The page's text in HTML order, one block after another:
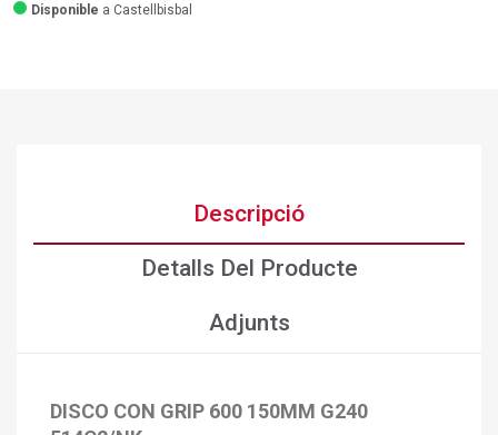
Disponible a Castellbisbal
Descripció
Detalls Del Producte
Adjunts
DISCO CON GRIP 600 150MM G240